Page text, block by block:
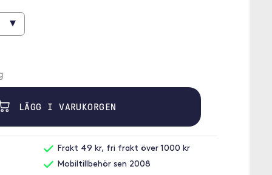
▾
LÄGG I VARUKORGEN
Frakt 49 kr, fri frakt över 1000 kr
Mobiltillbehör sen 2008